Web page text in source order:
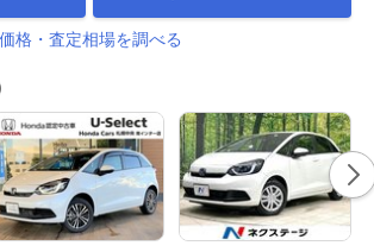
格・査定相場を調べる